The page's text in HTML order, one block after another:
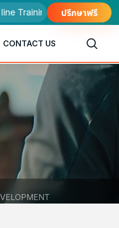
Training ปรึกษาฟรี
CONTACT US